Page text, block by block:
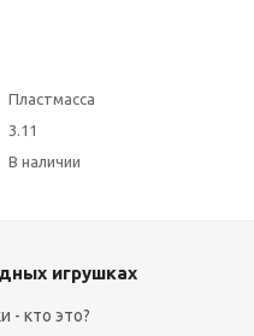
Пластмасса
3.11
В наличии
игрушках
- кто это?